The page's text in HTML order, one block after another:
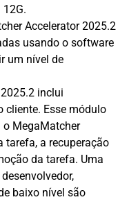
12G.
Accelerator 2025.2
usando o software
um nível de
inclui
cliente. Esse módulo
o MegaMatcher
tarefa, a recuperação
da tarefa. Uma
baixo nível são